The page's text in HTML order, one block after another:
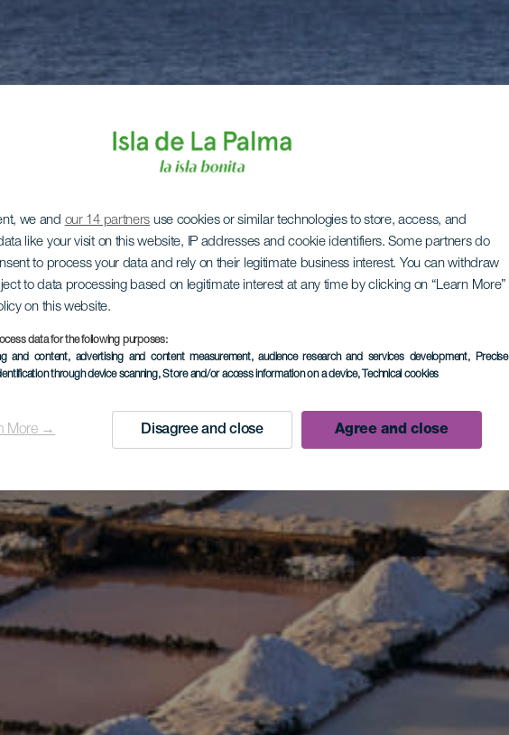
we and our 14 partners use cookies or similar technologies to store, access, and
like your visit on this website, IP addresses and cookie identifiers. Some partners do
to process your data and rely on their legitimate business interest. You can withdraw
to data processing based on legitimate interest at any time by clicking on “Learn More”
on this website.
data for the following purposes:
and content, advertising and content measurement, audience research and services development, Precise
through device scanning, Store and/or access information on a device, Technical cookies
More → Disagree and close Agree and close